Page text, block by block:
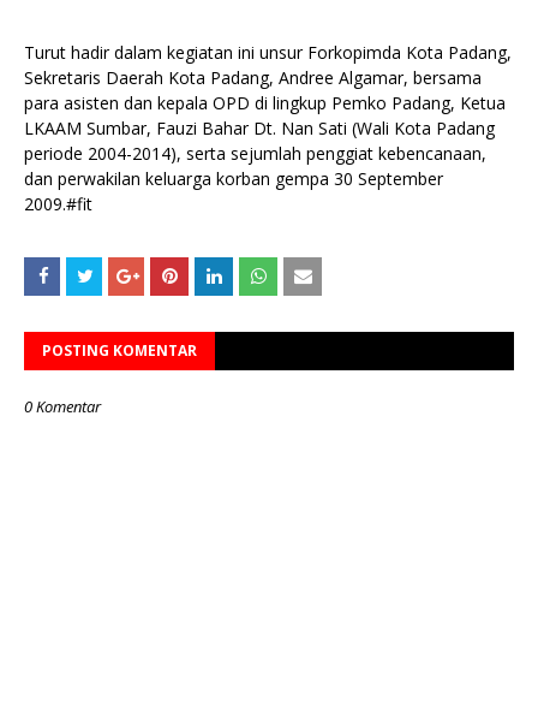
Turut hadir dalam kegiatan ini unsur Forkopimda Kota Padang,
Sekretaris Daerah Kota Padang, Andree Algamar, bersama
para asisten dan kepala OPD di lingkup Pemko Padang, Ketua
LKAAM Sumbar, Fauzi Bahar Dt. Nan Sati (Wali Kota Padang
periode 2004-2014), serta sejumlah penggiat kebencanaan,
dan perwakilan keluarga korban gempa 30 September
2009.#fit
POSTING KOMENTAR
0 Komentar